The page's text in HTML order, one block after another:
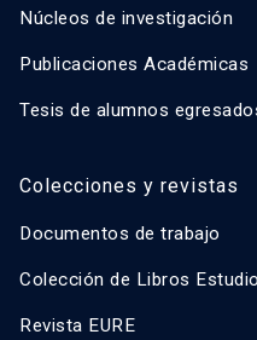
Núcleos de investigación
Publicaciones Académicas
Tesis de alumnos
Colecciones y revistas
Documentos de trabajo
Colección de Libros
Revista EURE